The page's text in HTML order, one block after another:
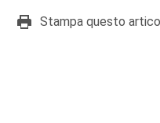
Stampa questo